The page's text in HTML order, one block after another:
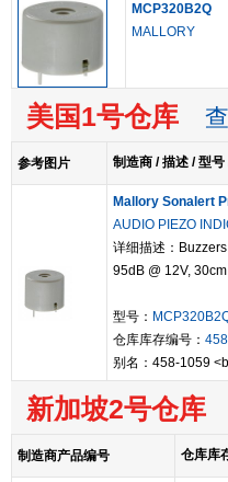
MCP320B2Q
MALLORY
美国1号仓库
参考图片 制造商 / 描述 / 型
Mallory Sonalert
AUDIO PIEZO
详细描述：
95dB @ 12V,
型号：
仓库库存编号：
别名：458-1059
新加坡2号仓库
制造商产品编号 仓库库